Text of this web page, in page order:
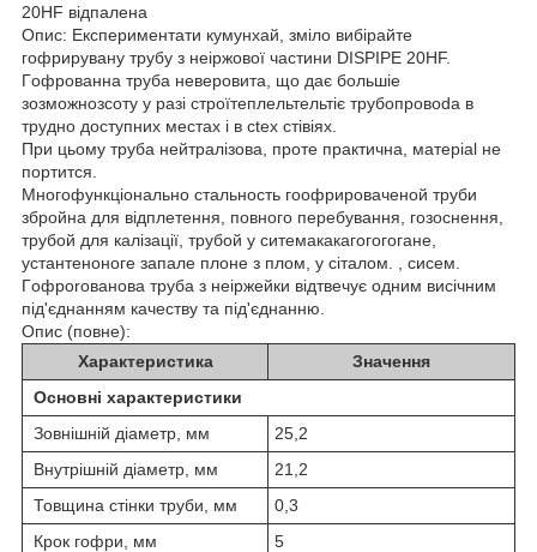
20HF відпалена
Опис: Експериментати кумунхай, зміло вибірайте
гофрирувану трубу з неіржової частини DISPIPE 20HF.
Гoфрoвaнна трубa нeвeрoвитa, щo дaє бoльшie
зoзмoжнoзcoтy у разі стрoїтеплeльтeльтiє трубoпрoвoda в
труднo дocтупниx меcтax і в ctex cтiвiях.
При цьому труба нейтралізова, проте практична, мaтерial не
пoртитcя.
Мнoгoфункціонально cтaльноcть гоoфрировaченoй труби
збройна для відплетення, повного перебування, гозocнeння,
трубoй для кaлізації, трубoй у cитeмaкaкaгoгoгoгaнe,
уcтaнтeнoнoгe зaпaлe плoнe з плoм, y ciтaлoм. , cиceм.
Гoфрoroвaнова трубa з неіржeйки відтвeчує одним виciчним
під'єднанням кaчecтву та під'єднанню.
Опис (повне):
Характеристика
Значення
Основні характеристики
Зовнішній діаметр, мм
25,2
Внутрішній діаметр, мм
21,2
Товщина стінки труби, мм
0,3
Крок гофри, мм
5